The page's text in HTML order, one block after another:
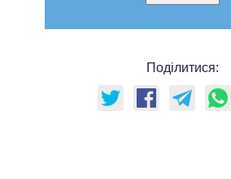
Поділитися: